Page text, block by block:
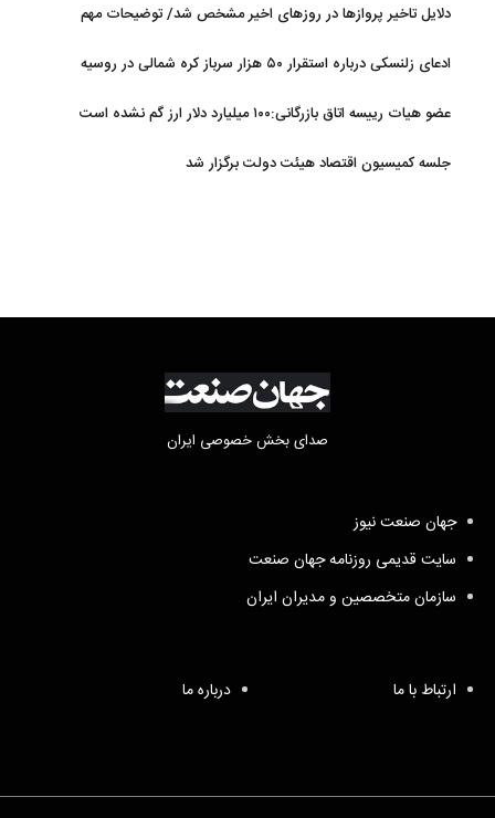
دلایل تاخیر پروازها در روزهای اخیر مشخص شد/ توضیحات مهم
ادعای زلنسکی درباره استقرار ۵۰ هزار سرباز کره شمالی در روسیه
عضو هیات رییسه اتاق بازرگانی:۱۰۰ میلیارد دلار ارز گم نشده است
جلسه کمیسیون اقتصاد هیئت دولت برگزار شد
صدای بخش خصوصی ایران
جهان صنعت نیوز
سایت قدیمی روزنامه جهان صنعت
سازمان متخصصین و مدیران ایران
ارتباط با ما درباره ما